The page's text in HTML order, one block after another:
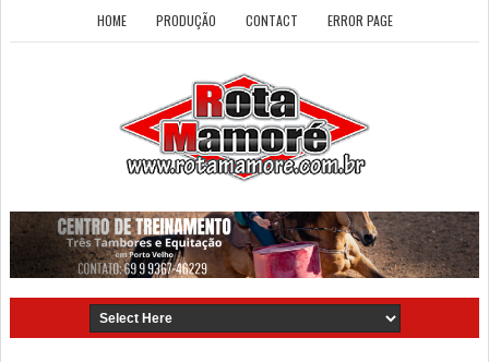
HOME PRODUÇÃO CONTACT ERROR PAGE